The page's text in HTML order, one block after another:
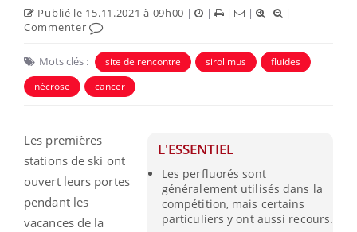
Publié le 15.11.2021 à 09h00 | | | |
|
Commenter
Mots clés : site de rencontre sirolimus
fluides
nécrose
cancer
L'ESSENTIEL
Les perfluorés sont
généralement utilisés dans la
compétition, mais certains
particuliers y ont aussi recours.
Les premières
stations de ski ont
ouvert leurs portes
pendant les
vacances de la